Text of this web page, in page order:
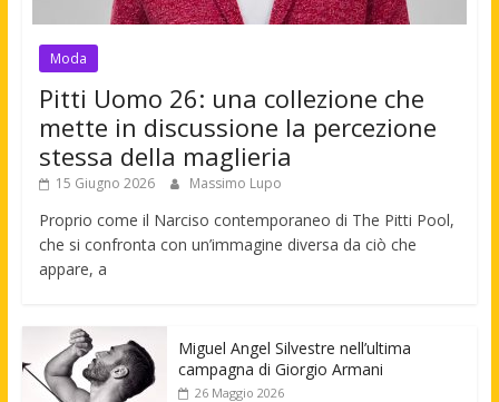
Moda
Pitti Uomo 26: una collezione che
mette in discussione la percezione
stessa della maglieria
15 Giugno 2026 Massimo Lupo
Proprio come il Narciso contemporaneo di The Pitti Pool,
che si confronta con un’immagine diversa da ciò che
appare, a
Miguel Angel Silvestre nell’ultima
campagna di Giorgio Armani
26 Maggio 2026